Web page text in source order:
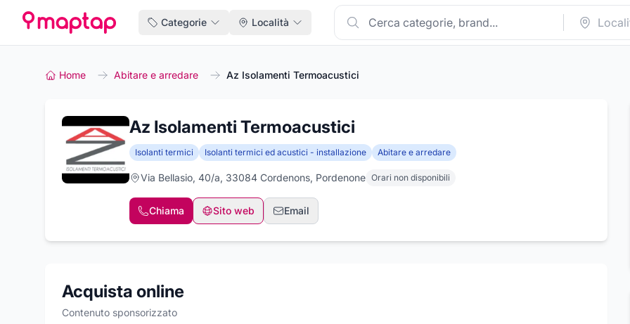
Categorie Località
Home Abitare e arredare Az Isolamenti Termoacustici
Az Isolamenti Termoacustici
Isolanti termici Isolanti termici ed acustici - installazione Abitare e arredare
Via Bellasio, 40/a, 33084 Cordenons, Pordenone Orari non disponibili
Chiama Sito web Email
Acquista online
Contenuto sponsorizzato